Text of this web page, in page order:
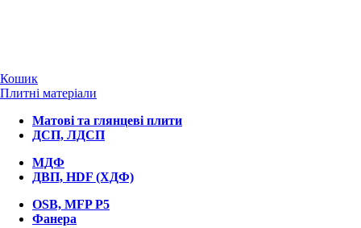
Кошик
Плитні матеріали
Матові та глянцеві плити
ДСП, ЛДСП
МДФ
ДВП, HDF (ХДФ)
OSB, MFP P5
Фанера